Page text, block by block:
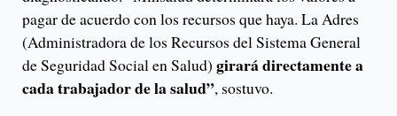
pagar de acuerdo con los recursos que haya. La Adres
(Administradora de los Recursos del Sistema General
de Seguridad Social en Salud) girará directamente a
cada trabajador de la salud”, sostuvo.